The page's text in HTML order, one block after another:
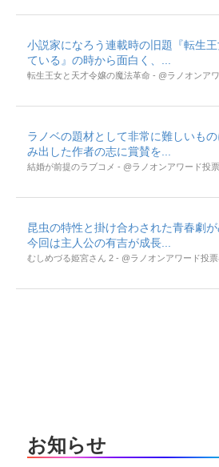
小説家になろう連載時の旧題『転生
ている』の時から面白く、...
転生王女と天才令嬢の魔法革命 - @ラノオンア
ラノベの題材として非常に難しいも
み出した作者の志に賞賛を...
結婚が前提のラブコメ - @ラノオンアワード投
昆虫の特性と掛け合わされた青春劇が
今回は主人公の有吉が成長...
むしめづる姫宮さん 2 - @ラノオンアワード投票
お知らせ